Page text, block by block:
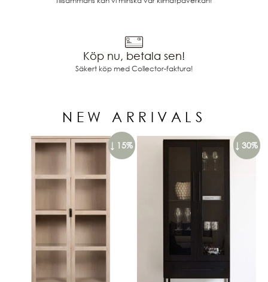
Köp nu, betala sen!
Säkert köp med Collector-faktura!
NEW ARRIVALS
↓ 15% ↓ 30%